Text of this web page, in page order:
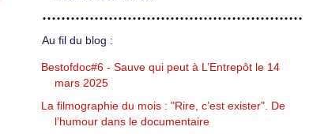
Au fil du blog :
Bestofdoc#6 - Sauve qui peut à L’Entrepôt le 14
mars 2025
La filmographie du mois : "Rire, c’est exister". De
l’humour dans le documentaire